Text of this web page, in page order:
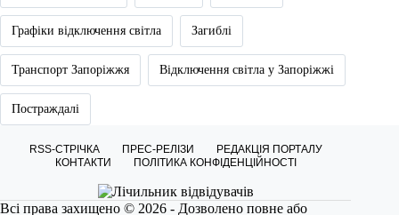
Графіки відключення світла Загиблі
Транспорт Запоріжжя Відключення світла у Запоріжжі
Постраждалі
RSS-СТРІЧКА ПРЕС-РЕЛІЗИ
РЕДАКЦІЯ ПОРТАЛУ
КОНТАКТИ
ПОЛІТИКА КОНФІДЕНЦІЙНОСТІ
Всі права захищено © 2026 - Дозволено повне або